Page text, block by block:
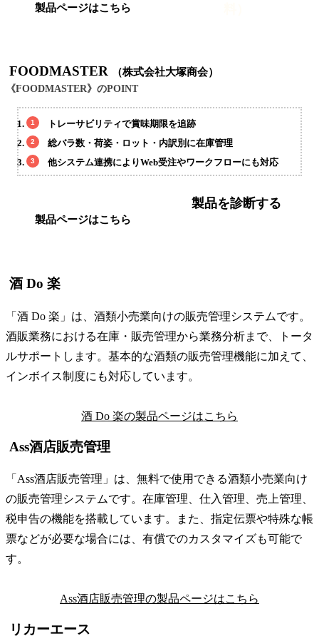
製品ページはこちら
FOODMASTER （株式会社大塚商会）
《FOODMASTER》のPOINT
トレーサビリティで賞味期限を追跡
総バラ数・荷姿・ロット・内訳別に在庫管理
他システム連携によりWeb受注やワークフローにも対応
製品ページはこちら
製品を診断する
酒 Do 楽
「酒 Do 楽」は、酒類小売業向けの販売管理システムです。
酒販業務における在庫・販売管理から業務分析まで、トータ
ルサポートします。基本的な酒類の販売管理機能に加えて、
インボイス制度にも対応しています。
酒 Do 楽の製品ページはこちら
Ass酒店販売管理
「Ass酒店販売管理」は、無料で使用できる酒類小売業向け
の販売管理システムです。在庫管理、仕入管理、売上管理、
税申告の機能を搭載しています。また、指定伝票や特殊な帳
票などが必要な場合には、有償でのカスタマイズも可能で
す。
Ass酒店販売管理の製品ページはこちら
リカーエース